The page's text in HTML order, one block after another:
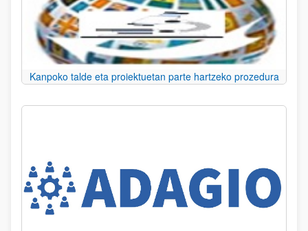
Kanpoko talde eta proiektuetan parte hartzeko prozedura